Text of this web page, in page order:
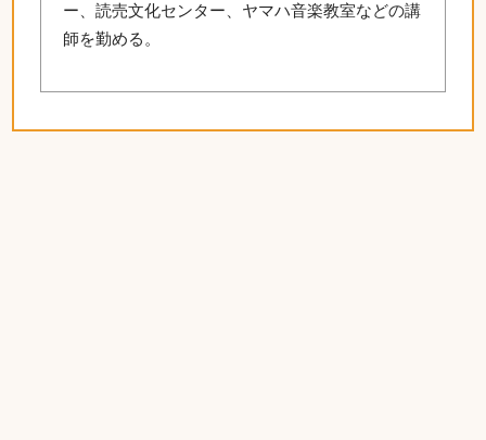
ー、読売文化センター、ヤマハ音楽教室などの講
師を勤める。